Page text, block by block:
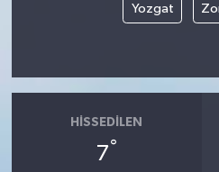
Yozgat
HISSEDILEN
7°